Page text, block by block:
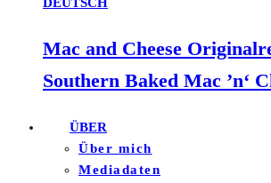
Mac and Cheese
Southern Baked Mac ’n‘
ÜBER
Über mich
Mediadaten